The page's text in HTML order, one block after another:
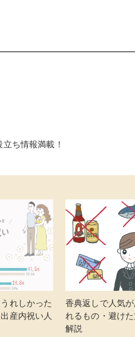
ち情報満載！
れしかった
産内祝い人
香典返しで人気
れるもの・避け
解説